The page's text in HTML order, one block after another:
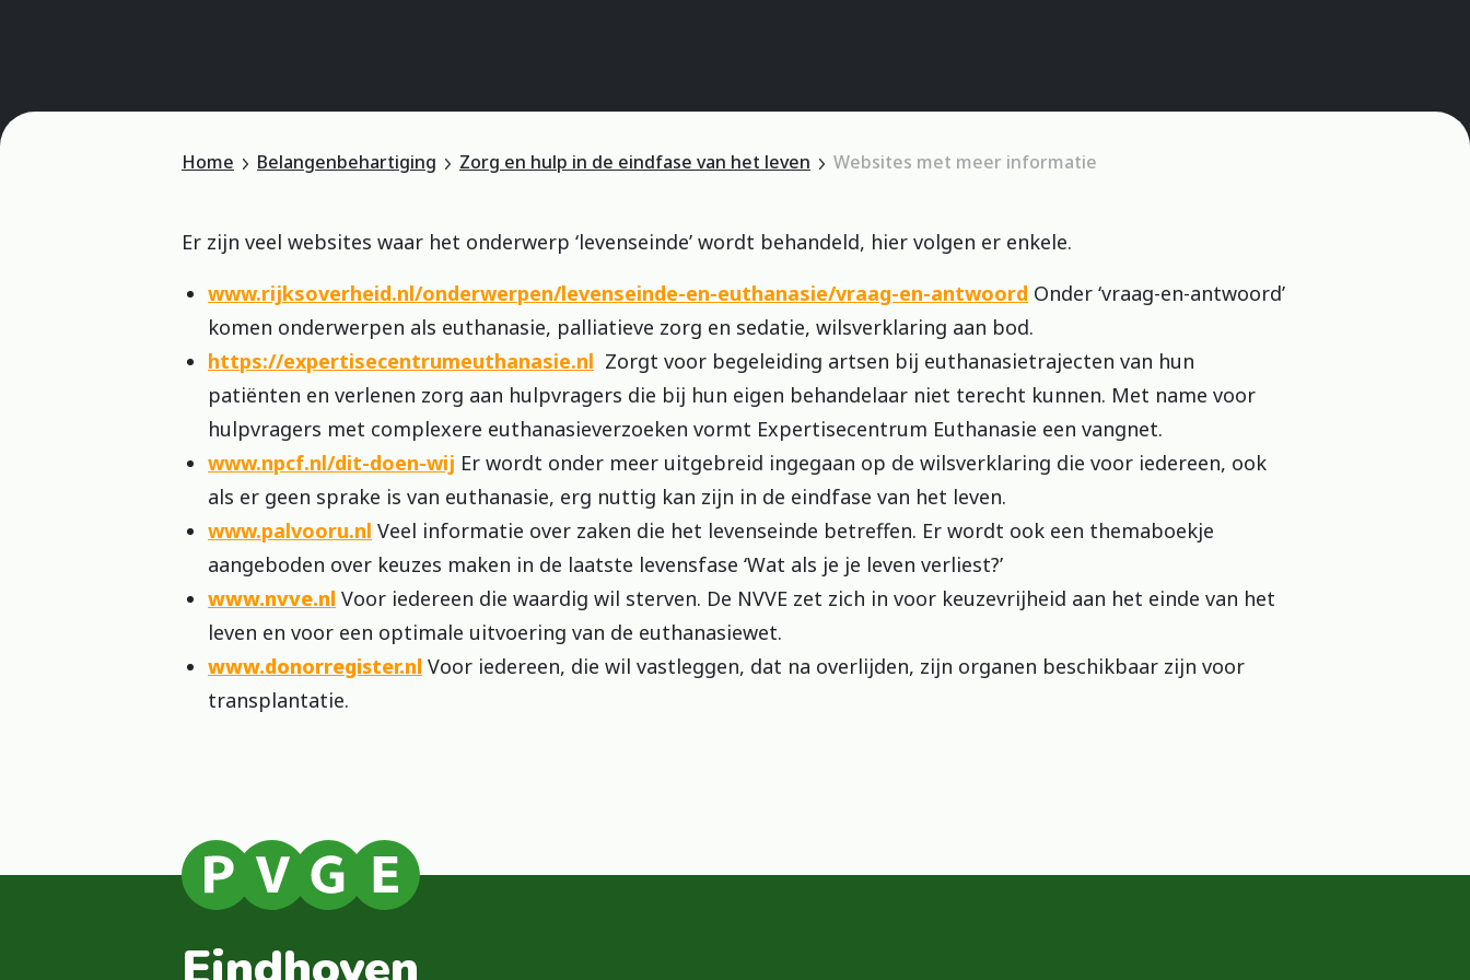
Home Belangenbehartiging Zorg en hulp in de eindfase van het leven Websites met meer informatie
Er zijn veel websites waar het onderwerp ‘levenseinde’ wordt behandeld, hier volgen er enkele.
www.rijksoverheid.nl/onderwerpen/levenseinde-en-euthanasie/vraag-en-antwoord Onder ‘vraag-en-antwoord’
komen onderwerpen als euthanasie, palliatieve zorg en sedatie, wilsverklaring aan bod.
https://expertisecentrumeuthanasie.nl Zorgt voor begeleiding artsen bij euthanasietrajecten van hun
patiënten en verlenen zorg aan hulpvragers die bij hun eigen behandelaar niet terecht kunnen. Met name voor
hulpvragers met complexere euthanasieverzoeken vormt Expertisecentrum Euthanasie een vangnet.
www.npcf.nl/dit-doen-wij Er wordt onder meer uitgebreid ingegaan op de wilsverklaring die voor iedereen, ook
als er geen sprake is van euthanasie, erg nuttig kan zijn in de eindfase van het leven.
www.palvooru.nl Veel informatie over zaken die het levenseinde betreffen. Er wordt ook een themaboekje
aangeboden over keuzes maken in de laatste levensfase ‘Wat als je je leven verliest?’
www.nvve.nl Voor iedereen die waardig wil sterven. De NVVE zet zich in voor keuzevrijheid aan het einde van het
leven en voor een optimale uitvoering van de euthanasiewet.
www.donorregister.nl Voor iedereen, die wil vastleggen, dat na overlijden, zijn organen beschikbaar zijn voor
transplantatie.